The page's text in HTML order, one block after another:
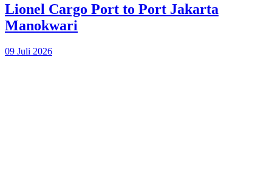
Lionel Cargo Port to Port Jakarta
Manokwari
09 Juli 2026